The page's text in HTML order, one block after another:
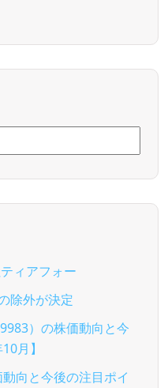
ィアフォー
除外が決定
）の株価動向と今
月】
向と今後の注目ポイ